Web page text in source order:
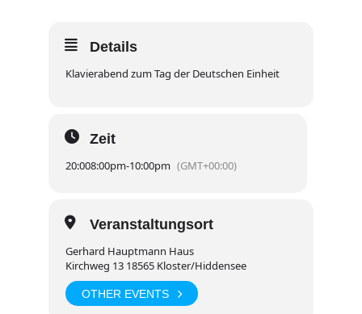
Details
Klavierabend zum Tag der Deutschen Einheit
Zeit
20:008:00pm-10:00pm (GMT+00:00)
Veranstaltungsort
Gerhard Hauptmann Haus
Kirchweg 13 18565 Kloster/Hiddensee
OTHER EVENTS